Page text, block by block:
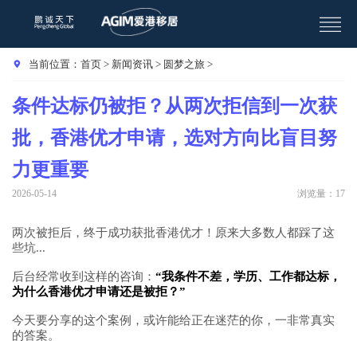
当前位置： 首页> 新闻资讯> 圆梦之旅>
条件达标仍被拒？从两次拒信到一次获
批，香港优才申请，选对方向比盲目努
力更重要
2026-05-14 浏览量：17
两次被拒后，终于成功获批香港优才！原来大多数人都踩了这
些坑...
后台经常收到这样的咨询： “我条件不差，学历、工作都达标，
为什么香港优才申请还是被拒？”
今天要分享的这个案例，或许能给正在迷茫的你，一非常真实
的答案。